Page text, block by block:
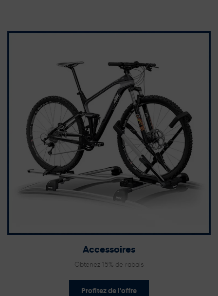
Accessoires
Obtenez 15% de rabais
Profitez de l'offre